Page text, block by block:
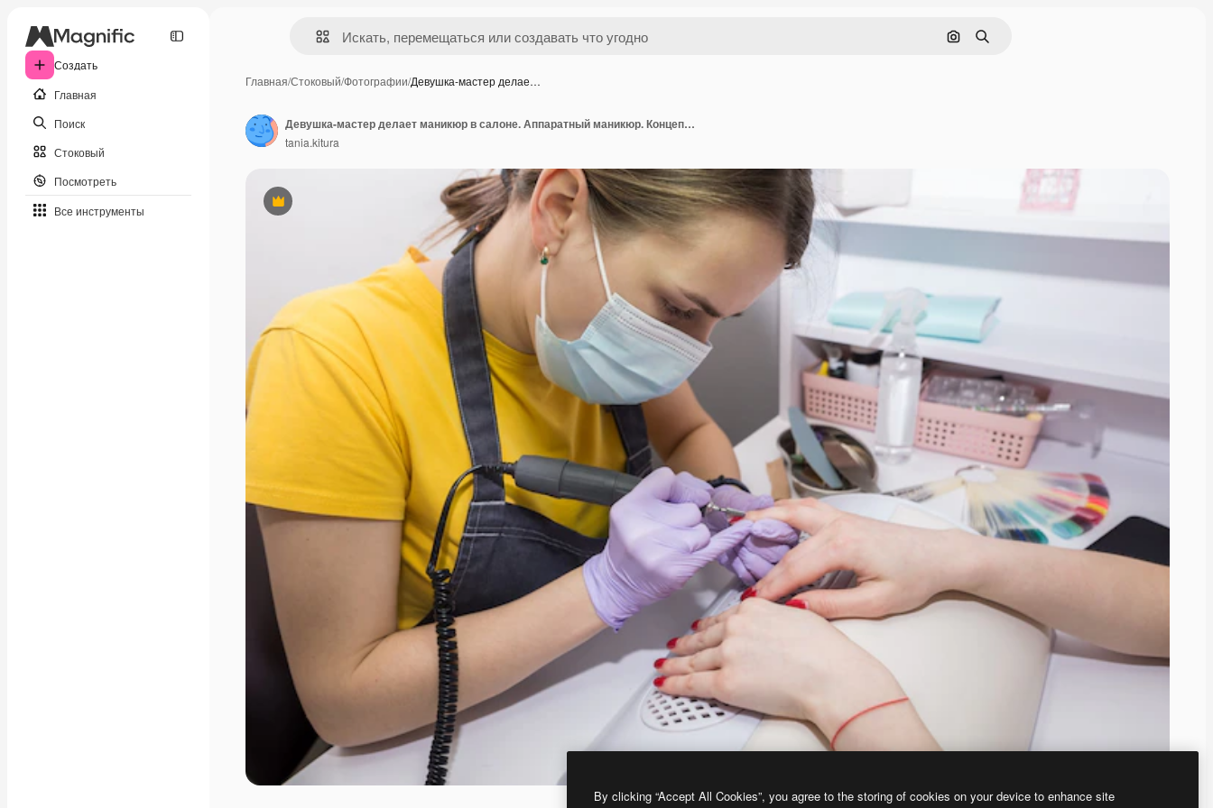
Создать
Главная
Поиск
Стоковый
Посмотреть
Все инструменты
Поиск по изображению
Поиск
Главная/Стоковый/Фотографии/Девушка-мастер делае…
Премиум
Девушка-мастер делает маникюр в салоне. Аппаратный маникюр. Концепция ухода за ногтями.
tania.kitura
By clicking “Accept All Cookies”, you agree to the storing of cookies on your device to enhance site